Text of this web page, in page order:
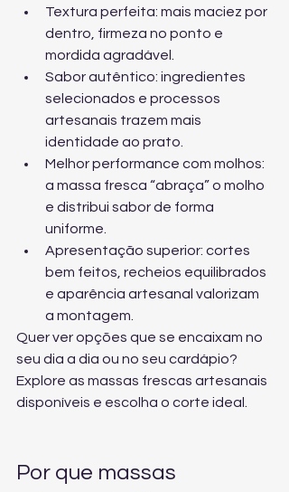
Textura perfeita: mais maciez por
dentro, firmeza no ponto e
mordida agradável.
Sabor autêntico: ingredientes
selecionados e processos
artesanais trazem mais
identidade ao prato.
Melhor performance com molhos:
a massa fresca “abraça” o molho
e distribui sabor de forma
uniforme.
Apresentação superior: cortes
bem feitos, recheios equilibrados
e aparência artesanal valorizam
a montagem.
Quer ver opções que se encaixam no
seu dia a dia ou no seu cardápio?
Explore as massas frescas artesanais
disponíveis e escolha o corte ideal.
Por que massas